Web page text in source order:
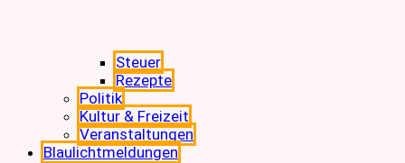
Steuer
Rezepte
Politik
Kultur & Freizeit
Veranstaltungen
Blaulichtmeldungen